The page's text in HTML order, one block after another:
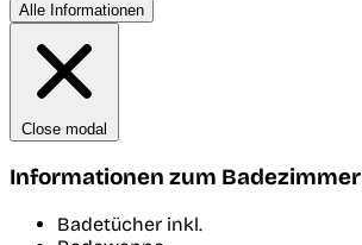
Alle Informationen
Close modal
Informationen zum Badezimmer
Badetücher inkl.